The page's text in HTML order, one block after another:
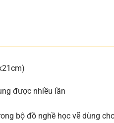
được nhiều lần
bộ đồ nghề học vẽ dùng